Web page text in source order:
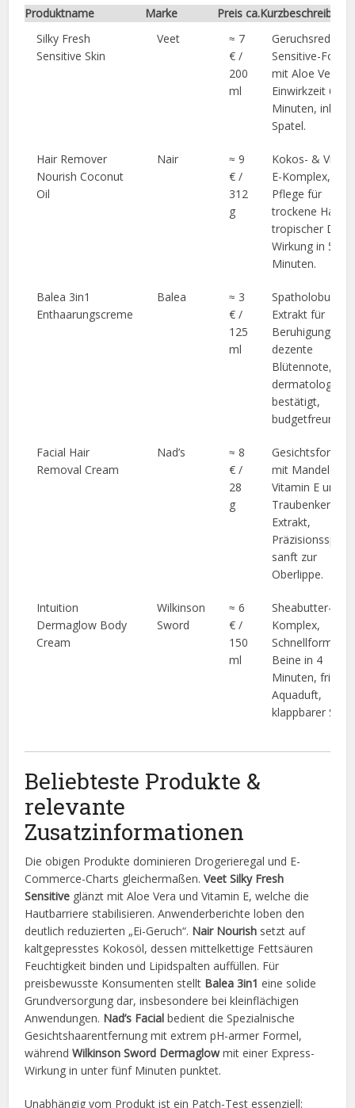
Produktname Marke Preis ca.Kurzbeschreibung
Silky Fresh
Sensitive Skin
Veet
≈ 7
€ /
200
ml
Sensitive-
mit Aloe Vera,
Einwirkzeit 6
Minuten, inkl.
Spatel.
Hair Remover
Nourish Coconut
Oil
Nair
≈ 9
€ /
312
g
Kokos- &
E-Komplex,
Pflege für
trockene Haut,
tropischer Duft,
Wirkung in 5
Minuten.
Balea 3in1
Enthaarungscreme
Balea
≈ 3
€ /
125
ml
Spatholobus-
Extrakt für
Beruhigung,
dezente
Blütennote,
dermatologisch
bestätigt,
Facial Hair
Removal Cream
Nad’s
≈ 8
€ /
28
g
Gesichtsformel
mit Mandelöl,
Vitamin E und
Traubenkern-
Extrakt,
sanft zur
Oberlippe.
Intuition
Dermaglow Body
Cream
Wilkinson
Sword
≈ 6
€ /
150
ml
Sheabutter-
Komplex,
Schnellformel
Beine in 4
Minuten,
Aquaduft,
klappbarer
Beliebteste Produkte &
relevante
Zusatzinformationen
Die obigen Produkte dominieren Drogerieregal und E-
Commerce-Charts gleichermaßen.Veet Silky Fresh
Sensitive glänzt mit Aloe Vera und Vitamin E, welche die
Hautbarriere stabilisieren. Anwenderberichte loben den
deutlich reduzierten „Ei-Geruch“. Nair Nourish setzt auf
kaltgepresstes Kokosöl, dessen mittelkettige Fettsäuren
Feuchtigkeit binden und Lipidspalten auffüllen. Für
preisbewusste Konsumenten stellt Balea 3in1 eine solide
Grundversorgung dar, insbesondere bei kleinflächigen
Anwendungen. Nad’s Facial bedient die Spezialnische
Gesichtshaarentfernung mit extrem pH-armer Formel,
währendWilkinson Sword Dermaglowmit einer Express-
Wirkung in unter fünf Minuten punktet.
Unabhängig vom Produkt ist ein Patch-Test essenziell: